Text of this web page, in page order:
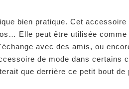
bien pratique. Cet
Elle peut être utilisée comme
avec des amis, ou
de mode dans certains
que derrière ce petit bout